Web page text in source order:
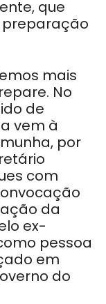
que
mais
No
de
vem à
por
com
da
ex-
pessoa
em
do